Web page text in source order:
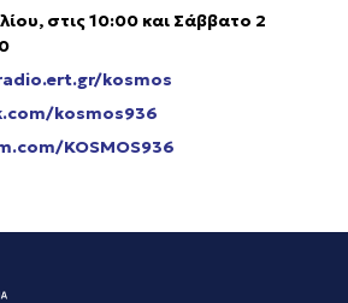
στις 10:00 και Σάββατο 2
kosmos
kosmos936
KOSMOS936